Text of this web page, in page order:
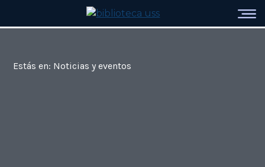
Estás en: Noticias y eventos